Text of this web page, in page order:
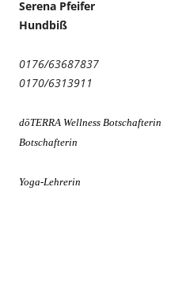
Serena
Hundbiß
0176/
0170/6313911
dōTERRA Wellness Botschafterin
Botschafterin
Yoga-Lehrerin